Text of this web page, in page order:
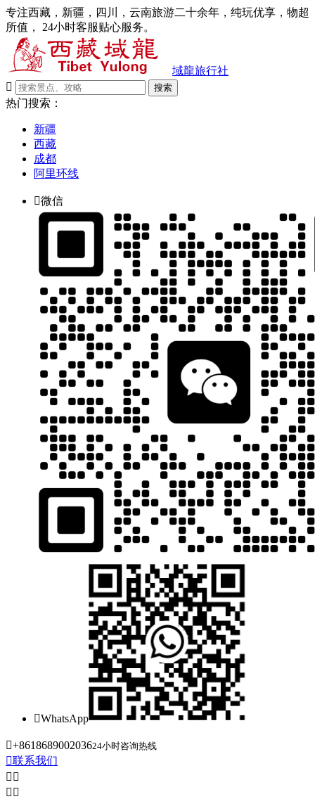
专注西藏，新疆，四川，云南旅游二十余年，纯玩优享，物超
所值， 24小时客服贴心服务。
域龍旅行社

搜索
热门搜索：
新疆
西藏
成都
阿里环线
微信
WhatsApp
+861868900203624小时咨询热线
联系我们
 
 